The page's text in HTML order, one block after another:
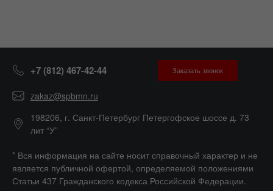
+7 (812) 467-42-44 Заказать звонок
zakaz@spbmn.ru
198206, г. Санкт-Петербург Петергофское шоссе д. 73
лит “У”
* Вся информация на сайте носит справочный характер и не
является публичной офертой, определяемой положениями
Статьи 437 Гражданского кодекса Российской Федерации.